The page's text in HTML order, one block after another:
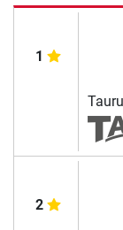
1
2